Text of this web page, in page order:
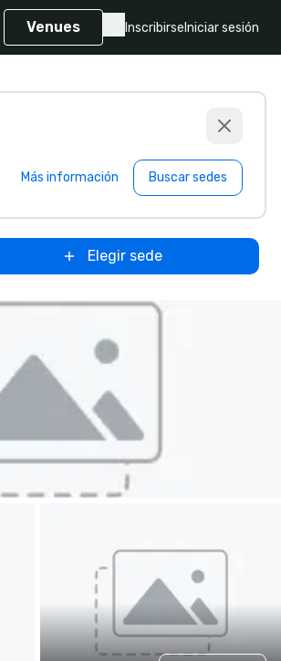
Venues Inscribirse Iniciar sesión
Más información Buscar sedes
Elegir sede